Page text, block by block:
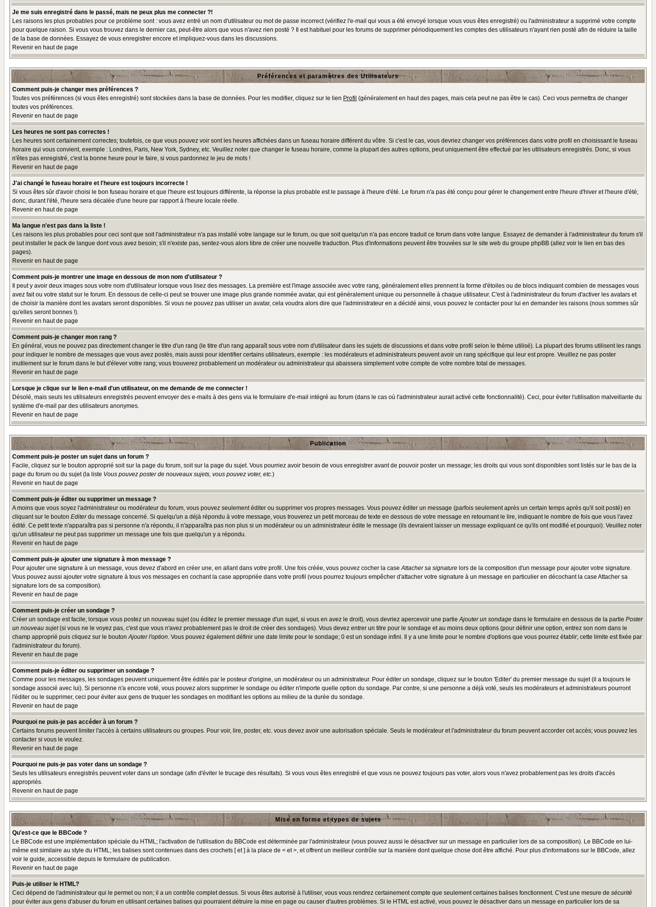
Je me suis enregistré dans le passé, mais ne peux plus me connecter ?!
Les raisons les plus probables pour ce problème sont : vous avez entré un nom d'utilisateur ou mot de passe incorrect (vérifiez l'e-mail qui vous a été envoyé lorsque vous vous êtes enregistré) ou l'administrateur a supprimé votre compte
pour quelque raison. Si vous vous trouvez dans le dernier cas, peut-être alors que vous n'avez rien posté ? Il est habituel pour les forums de supprimer périodiquement les comptes des utilisateurs n'ayant rien posté afin de réduire la taille
de la base de données. Essayez de vous enregistrer encore et impliquez-vous dans les discussions.
Revenir en haut de page
Préférences et paramètres des Utilisateurs
Comment puis-je changer mes préférences ?
Toutes vos préférences (si vous êtes enregistré) sont stockées dans la base de données. Pour les modifier, cliquez sur le lien Profil (généralement en haut des pages, mais cela peut ne pas être le cas). Ceci vous permettra de changer
toutes vos préférences.
Revenir en haut de page
Les heures ne sont pas correctes !
Les heures sont certainement correctes; toutefois, ce que vous pouvez voir sont les heures affichées dans un fuseau horaire différent du vôtre. Si c'est le cas, vous devriez changer vos préférences dans votre profil en choisissant le fuseau
horaire qui vous convient, exemple : Londres, Paris, New York, Sydney, etc. Veuillez noter que changer le fuseau horaire, comme la plupart des autres options, peut uniquement être effectué par les utilisateurs enregistrés. Donc, si vous
n'êtes pas enregistré, c'est la bonne heure pour le faire, si vous pardonnez le jeu de mots !
Revenir en haut de page
J'ai changé le fuseau horaire et l'heure est toujours incorrecte !
Si vous êtes sûr d'avoir choisi le bon fuseau horaire et que l'heure est toujours différente, la réponse la plus probable est le passage à l'heure d'été. Le forum n'a pas été conçu pour gérer le changement entre l'heure d'hiver et l'heure d'été;
donc, durant l'été, l'heure sera décalée d'une heure par rapport à l'heure locale réelle.
Revenir en haut de page
Ma langue n'est pas dans la liste !
Les raisons les plus probables pour ceci sont que soit l'administrateur n'a pas installé votre langage sur le forum, ou que soit quelqu'un n'a pas encore traduit ce forum dans votre langue. Essayez de demander à l'administrateur du forum s'il
peut installer le pack de langue dont vous avez besoin; s'il n'existe pas, sentez-vous alors libre de créer une nouvelle traduction. Plus d'informations peuvent être trouvées sur le site web du groupe phpBB (allez voir le lien en bas des
pages).
Revenir en haut de page
Comment puis-je montrer une image en dessous de mon nom d'utilisateur ?
Il peut y avoir deux images sous votre nom d'utilisateur lorsque vous lisez des messages. La première est l'image associée avec votre rang, généralement elles prennent la forme d'étoiles ou de blocs indiquant combien de messages vous
avez fait ou votre statut sur le forum. En dessous de celle-ci peut se trouver une image plus grande nommée avatar, qui est généralement unique ou personnelle à chaque utilisateur. C'est à l'administrateur du forum d'activer les avatars et
de choisir la manière dont les avatars seront disponibles. Si vous ne pouvez pas utiliser un avatar, cela voudra alors dire que l'administrateur en a décidé ainsi, vous pouvez le contacter pour lui en demander les raisons (nous sommes sûr
qu'elles seront bonnes !).
Revenir en haut de page
Comment puis-je changer mon rang ?
En général, vous ne pouvez pas directement changer le titre d'un rang (le titre d'un rang apparaît sous votre nom d'utilisateur dans les sujets de discussions et dans votre profil selon le thème utilisé). La plupart des forums utilisent les rangs
pour indiquer le nombre de messages que vous avez postés, mais aussi pour identifier certains utilisateurs, exemple : les modérateurs et administrateurs peuvent avoir un rang spécifique qui leur est propre. Veuillez ne pas poster
inutilement sur le forum dans le but d'élever votre rang; vous trouverez probablement un modérateur ou administrateur qui abaissera simplement votre compte de votre nombre total de messages.
Revenir en haut de page
Lorsque je clique sur le lien e-mail d'un utilisateur, on me demande de me connecter !
Désolé, mais seuls les utilisateurs enregistrés peuvent envoyer des e-mails à des gens via le formulaire d'e-mail intégré au forum (dans le cas où l'administrateur aurait activé cette fonctionnalité). Ceci, pour éviter l'utilisation malveillante du
système d'e-mail par des utilisateurs anonymes.
Revenir en haut de page
Publication
Comment puis-je poster un sujet dans un forum ?
Facile, cliquez sur le bouton approprié soit sur la page du forum, soit sur la page du sujet. Vous pourriez avoir besoin de vous enregistrer avant de pouvoir poster un message; les droits qui vous sont disponibles sont listés sur le bas de la
page du forum ou du sujet (la liste Vous pouvez poster de nouveaux sujets, vous pouvez voter, etc.)
Revenir en haut de page
Comment puis-je éditer ou supprimer un message ?
A moins que vous soyez l'administrateur ou modérateur du forum, vous pouvez seulement éditer ou supprimer vos propres messages. Vous pouvez éditer un message (parfois seulement après un certain temps après qu'il soit posté) en
cliquant sur le bouton Editerdu message concerné. Si quelqu'un a déjà répondu à votre message, vous trouverez un petit morceau de texte en dessous de votre message en retournant le lire, indiquant le nombre de fois que vous l'avez
édité. Ce petit texte n'apparaîtra pas si personne n'a répondu, il n'apparaîtra pas non plus si un modérateur ou un administrateur édite le message (ils devraient laisser un message expliquant ce qu'ils ont modifié et pourquoi). Veuillez noter
qu'un utilisateur ne peut pas supprimer un message une fois que quelqu'un y a répondu.
Revenir en haut de page
Comment puis-je ajouter une signature à mon message ?
Pour ajouter une signature à un message, vous devez d'abord en créer une, en allant dans votre profil. Une fois créée, vous pouvez cocher la caseAttacher sa signature lors de la composition d'un message pour ajouter votre signature.
Vous pouvez aussi ajouter votre signature à tous vos messages en cochant la case appropriée dans votre profil (vous pourrez toujours empêcher d'attacher votre signature à un message en particulier en décochant la case Attacher sa
signature lors de sa composition).
Revenir en haut de page
Comment puis-je créer un sondage ?
Créer un sondage est facile; lorsque vous postez un nouveau sujet (ou éditez le premier message d'un sujet, si vous en avez le droit), vous devriez apercevoir une partieAjouter un sondage dans le formulaire en dessous de la partie Poster
un nouveau sujet(si vous ne le voyez pas, c'est que vous n'avez probablement pas le droit de créer des sondages). Vous devez entrer un titre pour le sondage et au moins deux options (pour définir une option, entrez son nom dans le
champ approprié puis cliquez sur le boutonAjouter l'option. Vous pouvez également définir une date limite pour le sondage; 0 est un sondage infini. Il y a une limite pour le nombre d'options que vous pourrez établir; cette limite est fixée par
l'administrateur du forum).
Revenir en haut de page
Comment puis-je éditer ou supprimer un sondage ?
Comme pour les messages, les sondages peuvent uniquement être édités par le posteur d'origine, un modérateur ou un administrateur. Pour éditer un sondage, cliquez sur le bouton 'Editer' du premier message du sujet (il a toujours le
sondage associé avec lui). Si personne n'a encore voté, vous pouvez alors supprimer le sondage ou éditer n'importe quelle option du sondage. Par contre, si une personne a déjà voté, seuls les modérateurs et administrateurs pourront
l'éditer ou le supprimer, ceci pour éviter aux gens de truquer les sondages en modifiant les options au milieu de la durée du sondage.
Revenir en haut de page
Pourquoi ne puis-je pas accéder à un forum ?
Certains forums peuvent limiter l'accès à certains utilisateurs ou groupes. Pour voir, lire, poster, etc. vous devez avoir une autorisation spéciale. Seuls le modérateur et l'administrateur du forum peuvent accorder cet accès; vous pouvez les
contacter si vous le voulez.
Revenir en haut de page
Pourquoi ne puis-je pas voter dans un sondage ?
Seuls les utilisateurs enregistrés peuvent voter dans un sondage (afin d'éviter le trucage des résultats). Si vous vous êtes enregistré et que vous ne pouvez toujours pas voter, alors vous n'avez probablement pas les droits d'accès
appropriés.
Revenir en haut de page
Mise en forme et types de sujets
Qu'est-ce que le BBCode ?
Le BBCode est une implémentation spéciale du HTML; l'activation de l'utilisation du BBCode est déterminée par l'administrateur (vous pouvez aussi le désactiver sur un message en particulier lors de sa composition). Le BBCode en lui-
même est similaire au style du HTML; les balises sont contenues dans des crochets [ et ] à la place de < et >, et offrent un meilleur contrôle sur la manière dont quelque chose doit être affiché. Pour plus d'informations sur le BBCode, allez
voir le guide, accessible depuis le formulaire de publication.
Revenir en haut de page
Puis-je utiliser le HTML?
Ceci dépend de l'administrateur qui le permet ou non; il a un contrôle complet dessus. Si vous êtes autorisé à l'utiliser, vous vous rendrez certainement compte que seulement certaines balises fonctionnent. C'est une mesure de sécurité
pour éviter aux gens d'abuser du forum en utilisant certaines balises qui pourraient détruire la mise en page ou causer d'autres problèmes. Si le HTML est activé, vous pouvez le désactiver dans un message en particulier lors de sa